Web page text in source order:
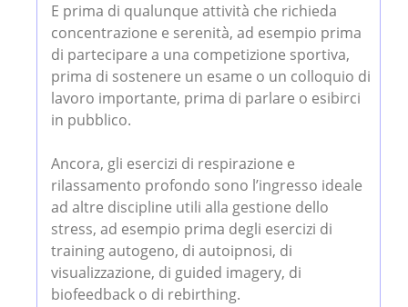
E prima di qualunque attività che richieda
concentrazione e serenità, ad esempio prima
di partecipare a una competizione sportiva,
prima di sostenere un esame o un colloquio di
lavoro importante, prima di parlare o esibirci
in pubblico.
Ancora, gli esercizi di respirazione e
rilassamento profondo sono l’ingresso ideale
ad altre discipline utili alla gestione dello
stress, ad esempio prima degli esercizi di
training autogeno, di autoipnosi, di
visualizzazione, di guided imagery, di
biofeedback o di rebirthing.